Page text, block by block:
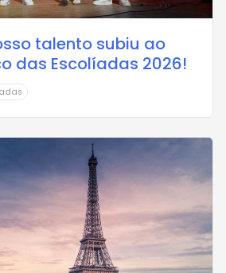
talento subiu ao
das Escolíadas 2026!